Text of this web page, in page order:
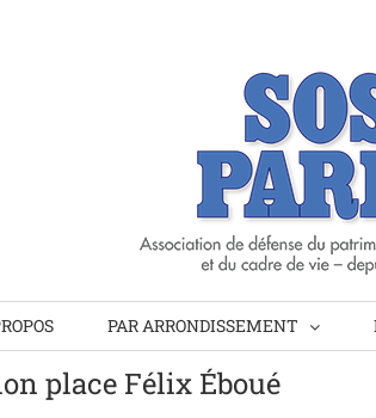
PAR ARRONDISSEMENT
place Félix Éboué